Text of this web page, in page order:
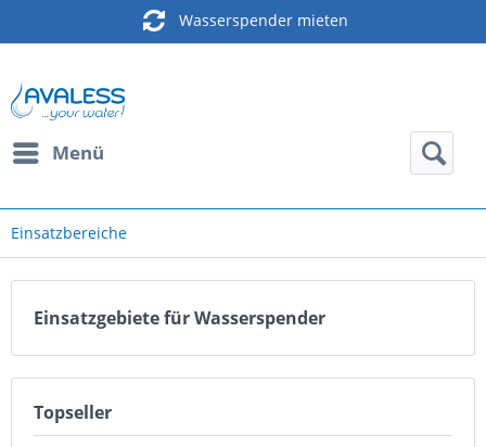
Wasserspender mieten
Menü
Einsatzbereiche
Einsatzgebiete für Wasserspender
Topseller